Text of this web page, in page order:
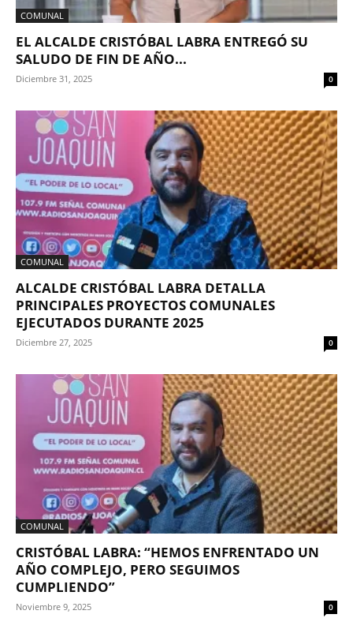
COMUNAL
EL ALCALDE CRISTÓBAL LABRA ENTREGÓ SU
SALUDO DE FIN DE AÑO...
Diciembre 31, 2025 0
COMUNAL
ALCALDE CRISTÓBAL LABRA DETALLA
PRINCIPALES PROYECTOS COMUNALES
EJECUTADOS DURANTE 2025
Diciembre 27, 2025 0
COMUNAL
CRISTÓBAL LABRA: “HEMOS ENFRENTADO UN
AÑO COMPLEJO, PERO SEGUIMOS
CUMPLIENDO”
Noviembre 9, 2025 0